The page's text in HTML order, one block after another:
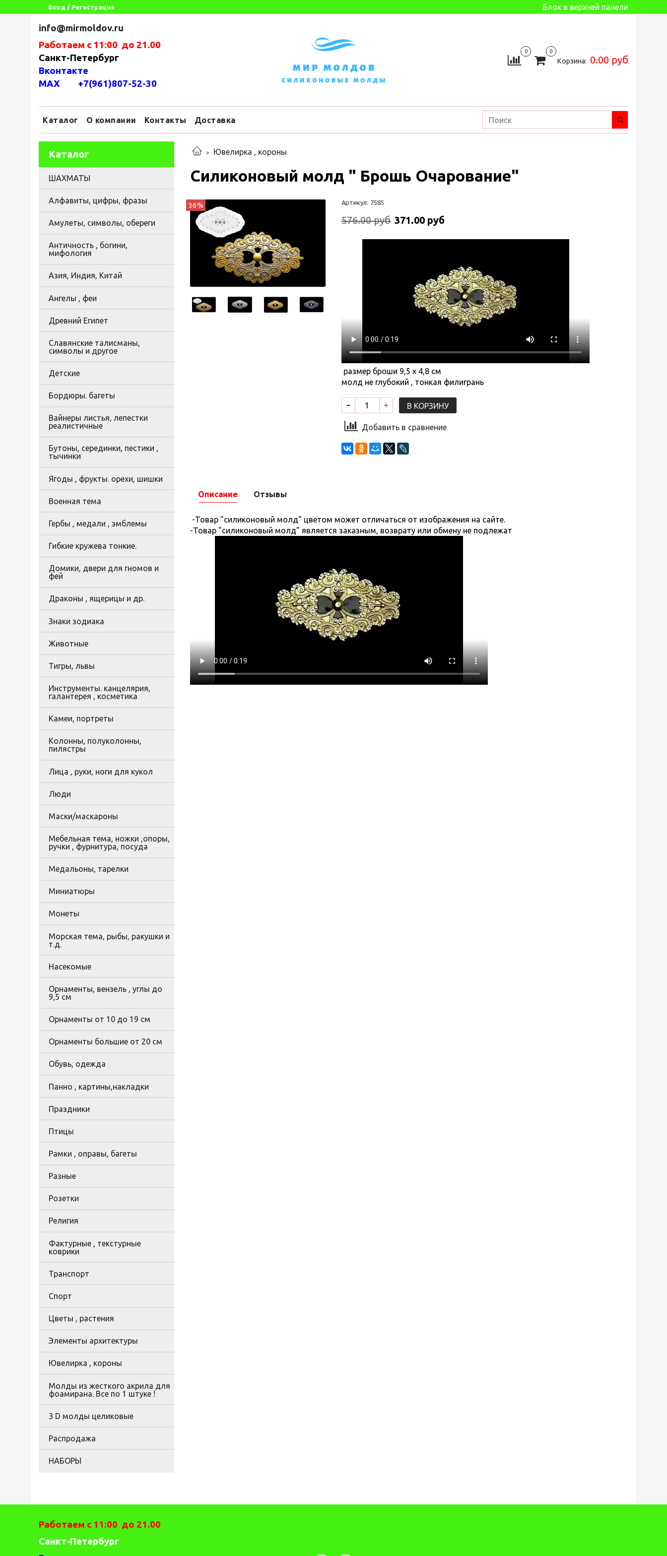
Вход / Регистрация Блок в верхней панели
info@mirmoldov.ru
Работаем с 11:00 до 21.00
Санкт-Петербург
Вконтакте
MAX +7(961)807-52-30
0 0
Корзина: 0.00 руб
Каталог О компании Контакты Доставка
Ювелирка , короны
Силиконовый молд " Брошь Очарование"
36% Артикул: 7585
576.00 руб 371.00 руб
размер броши 9,5 х 4,8 см
молд не глубокий , тонкая филигрань
В КОРЗИНУ
Добавить в сравнение
Описание
-Товар "силиконовый молд" цветом может отличаться от изображения на сайте.
-Товар "силиконовый молд" является заказным, возврату или обмену не подлежат
Отзывы
Каталог
ШАХМАТЫ
Алфавиты, цифры, фразы
Амулеты, символы, обереги
Античность , богини,
мифология
Азия, Индия, Китай
Ангелы , феи
Древний Египет
Славянские талисманы,
символы и другое
Детские
Бордюры. багеты
Вайнеры листья, лепестки
реалистичные
Бутоны, серединки, пестики ,
тычинки
Ягоды , фрукты. орехи, шишки
Военная тема
Гербы , медали , эмблемы
Гибкие кружева тонкие.
Домики, двери для гномов и
фей
Драконы , ящерицы и др.
Знаки зодиака
Животные
Тигры, львы
Инструменты. канцелярия,
галантерея , косметика
Камеи, портреты
Колонны, полуколонны,
пилястры
Лица , руки, ноги для кукол
Люди
Маски/маскароны
Мебельная тема, ножки ,опоры,
ручки , фурнитура, посуда
Медальоны, тарелки
Миниатюры
Монеты
Морская тема, рыбы, ракушки и
т.д.
Насекомые
Орнаменты, вензель , углы до
9,5 см
Орнаменты от 10 до 19 см
Орнаменты большие от 20 см
Обувь, одежда
Панно , картины,накладки
Праздники
Птицы
Рамки , оправы, багеты
Разные
Розетки
Религия
Фактурные , текстурные
коврики
Транспорт
Спорт
Цветы , растения
Элементы архитектуры
Ювелирка , короны
Молды из жесткого акрила для
фоамирана. Все по 1 штуке !
3 D молды целиковые
Распродажа
НАБОРЫ
Работаем с 11:00 до 21.00
Санкт-Петербург